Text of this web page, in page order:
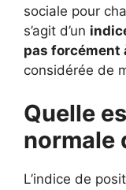
sociale pour
s’agit d’un
pas forcément
considérée de
Quelle
normale
L’indice de